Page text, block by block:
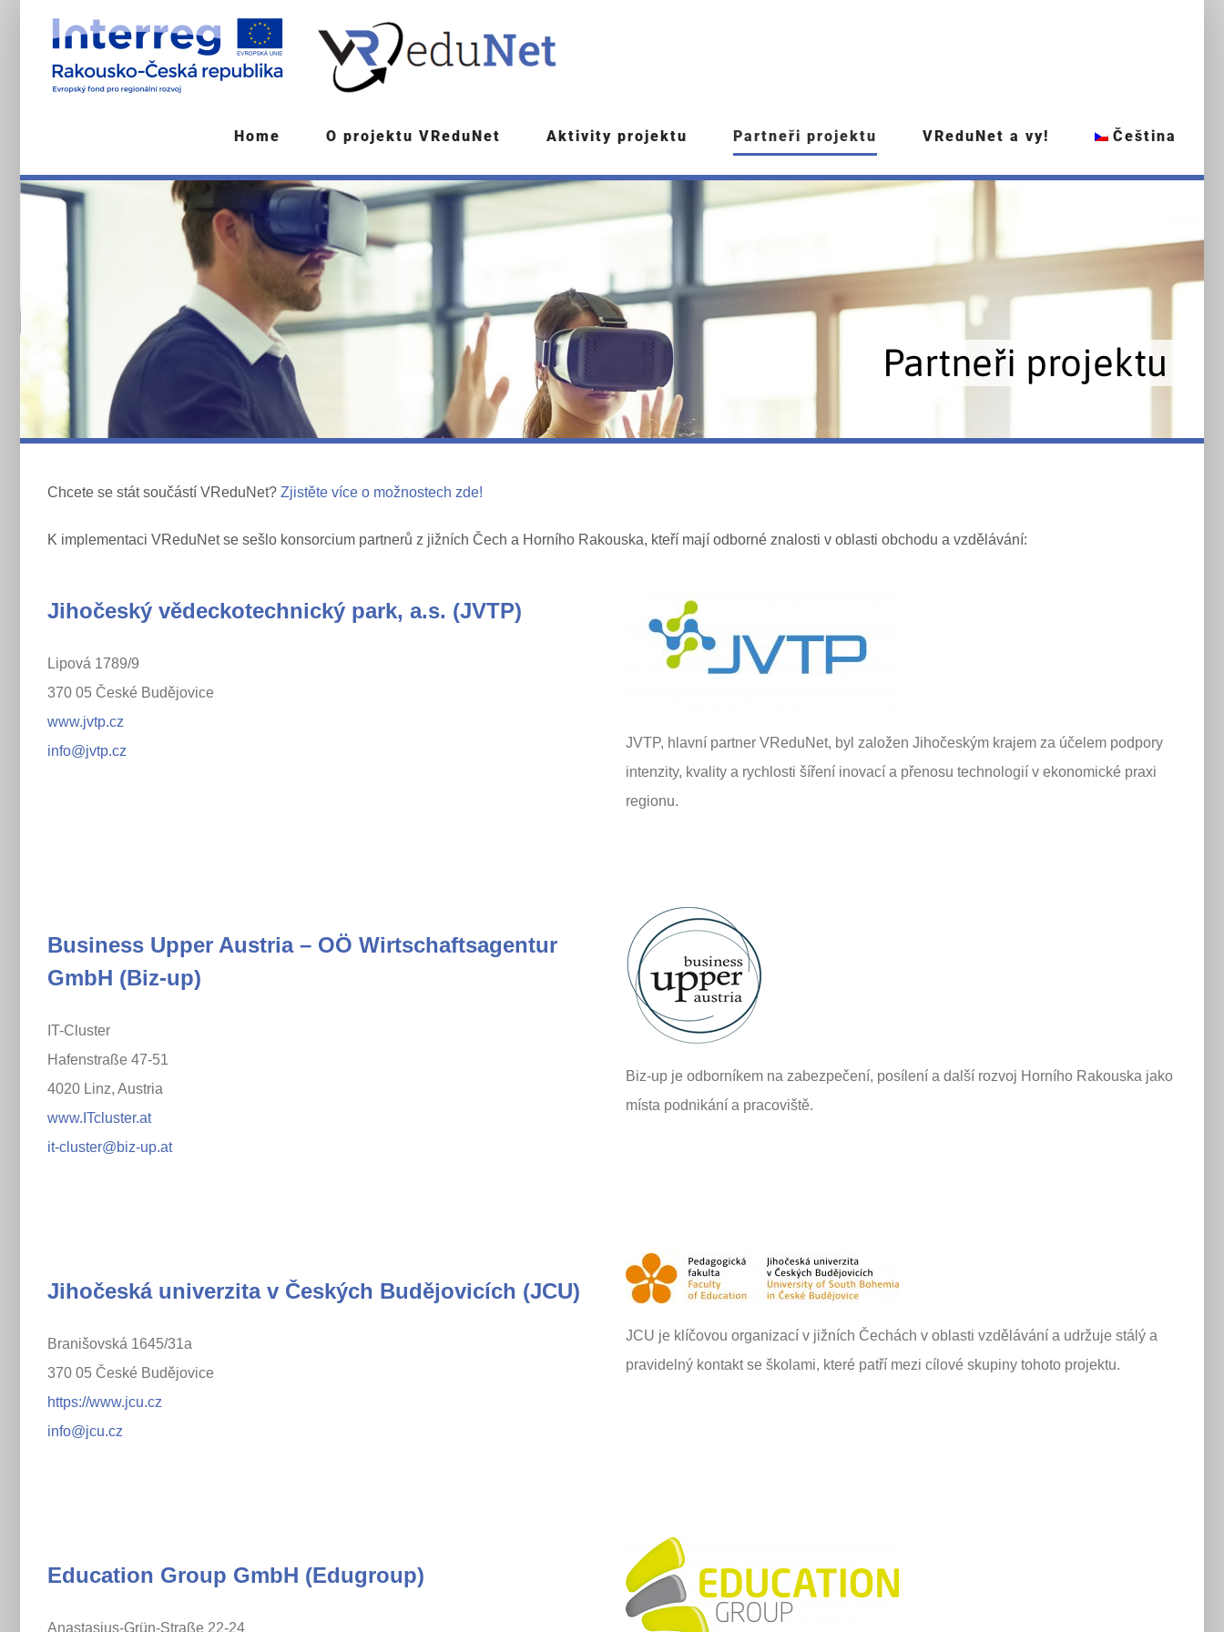
Home O projektu VReduNet Aktivity projektu Partneři projektu VReduNet a vy! Čeština
Partneři projektu
Chcete se stát součástí VReduNet? Zjistěte více o možnostech zde!
K implementaci VReduNet se sešlo konsorcium partnerů z jižních Čech a Horního Rakouska, kteří mají odborné znalosti v oblasti obchodu a vzdělávání:
Jihočeský vědeckotechnický park, a.s. (JVTP)
Lipová 1789/9
370 05 České Budějovice
www.jvtp.cz
info@jvtp.cz
JVTP, hlavní partner VReduNet, byl založen Jihočeským krajem za účelem podpory
intenzity, kvality a rychlosti šíření inovací a přenosu technologií v ekonomické praxi
regionu.
Business Upper Austria – OÖ Wirtschaftsagentur
GmbH (Biz-up)
IT-Cluster
Hafenstraße 47-51
4020 Linz, Austria
www.ITcluster.at
it-cluster@biz-up.at
Biz-up je odborníkem na zabezpečení, posílení a další rozvoj Horního Rakouska jako
místa podnikání a pracoviště.
Jihočeská univerzita v Českých Budějovicích (JCU)
Branišovská 1645/31a
370 05 České Budějovice
https://www.jcu.cz
info@jcu.cz
JCU je klíčovou organizací v jižních Čechách v oblasti vzdělávání a udržuje stálý a
pravidelný kontakt se školami, které patří mezi cílové skupiny tohoto projektu.
Education Group GmbH (Edugroup)
Anastasius-Grün-Straße 22-24